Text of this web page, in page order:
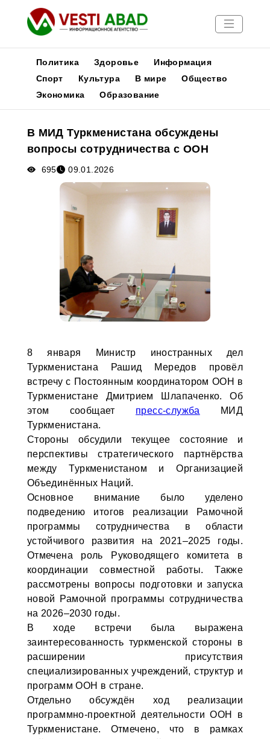
Новости
Медиа
Афиша
Политика Здоровье
Информация
Спорт
Культура В мире
Общество
Экономика
Образование
В МИД Туркменистана обсуждены
вопросы сотрудничества с ООН
695 09.01.2026
8 января Министр иностранных дел
Туркменистана Рашид Мередов провёл
встречу с Постоянным координатором ООН в
Туркменистане Дмитрием Шлапаченко. Об
этом сообщает пресс-служба
МИД
Туркменистана.
Стороны обсудили текущее состояние и
перспективы стратегического партнёрства
между Туркменистаном и Организацией
Объединённых Наций.
Основное внимание было уделено
подведению итогов реализации Рамочной
программы сотрудничества в области
устойчивого развития на 2021–2025 годы.
Отмечена роль Руководящего комитета в
координации совместной работы. Также
рассмотрены вопросы подготовки и запуска
новой Рамочной программы сотрудничества
на 2026–2030 годы.
В ходе встречи была выражена
заинтересованность туркменской стороны в
расширении присутствия
специализированных учреждений, структур и
программ ООН в стране.
Отдельно обсуждён ход реализации
программно-проектной деятельности ООН в
Туркменистане. Отмечено, что в рамках